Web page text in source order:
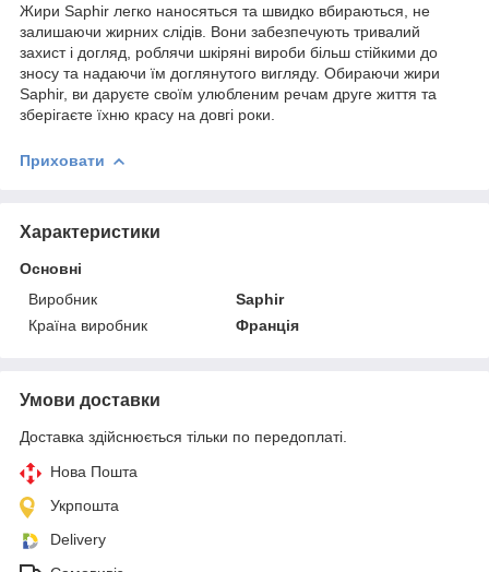
Жири Saphir легко наносяться та швидко вбираються, не
залишаючи жирних слідів. Вони забезпечують тривалий
захист і догляд, роблячи шкіряні вироби більш стійкими до
зносу та надаючи їм доглянутого вигляду. Обираючи жири
Saphir, ви даруєте своїм улюбленим речам друге життя та
зберігаєте їхню красу на довгі роки.
Приховати
Характеристики
Основні
Виробник
Saphir
Країна виробник
Франція
Умови доставки
Доставка здійснюється тільки по передоплаті.
Нова Пошта
Укрпошта
Delivery